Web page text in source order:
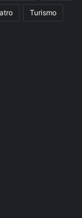
Turismo